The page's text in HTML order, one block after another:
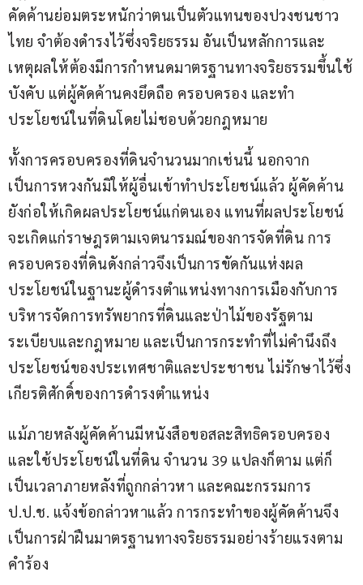
คัดค้านย่อมตระหนักว่าตนเป็นตัวแทนของปวงชนชาว
ไทย จำต้องดำรงไว้ซึ่งจริยธรรม อันเป็นหลักการและ
เหตุผลให้ต้องมีการกำหนดมาตรฐานทางจริยธรรมขึ้นใช้
บังคับ แต่ผู้คัดค้านคงยึดถือ ครอบครอง และทำ
ประโยชน์ในที่ดินโดยไม่ชอบด้วยกฎหมาย
ทั้งการครอบครองที่ดินจำนวนมากเช่นนี้ นอกจาก
เป็นการหวงกันมิให้ผู้อื่นเข้าทำประโยชน์แล้ว ผู้คัดค้าน
ยังก่อให้เกิดผลประโยชน์แก่ตนเอง แทนที่ผลประโยชน์
จะเกิดแก่ราษฎรตามเจตนารมณ์ของการจัดที่ดิน การ
ครอบครองที่ดินดังกล่าวจึงเป็นการขัดกันแห่งผล
ประโยชน์ในฐานะผู้ดำรงตำแหน่งทางการเมืองกับการ
บริหารจัดการทรัพยากรที่ดินและป่าไม้ของรัฐตาม
ระเบียบและกฎหมาย และเป็นการกระทำที่ไม่คำนึงถึง
ประโยชน์ของประเทศชาติและประชาชน ไม่รักษาไว้ซึ่ง
เกียรติศักดิ์ของการดำรงตำแหน่ง
แม้ภายหลังผู้คัดค้านมีหนังสือขอสละสิทธิครอบครอง
และใช้ประโยชน์ในที่ดิน จำนวน 39 แปลงก็ตาม แต่ก็
เป็นเวลาภายหลังที่ถูกกล่าวหา และคณะกรรมการ
ป.ป.ช. แจ้งข้อกล่าวหาแล้ว การกระทำของผู้คัดค้านจึง
เป็นการฝ่าฝืนมาตรฐานทางจริยธรรมอย่างร้ายแรงตาม
คำร้อง